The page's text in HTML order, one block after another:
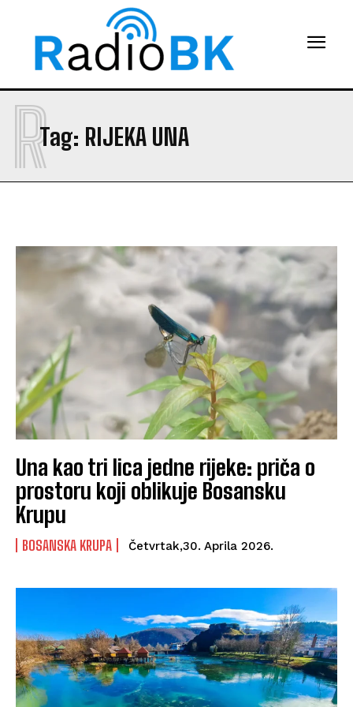
Tag: RIJEKA UNA
R
Una kao tri lica jedne rijeke: priča o
prostoru koji oblikuje Bosansku
Krupu
BOSANSKA KRUPA Četvrtak,30. Aprila 2026.